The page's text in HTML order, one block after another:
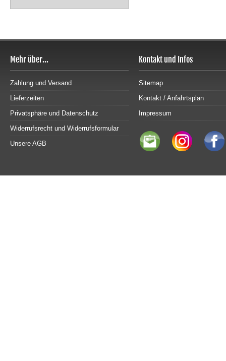
Mehr über...
Zahlung und Versand
Lieferzeiten
Privatsphäre und Datenschutz
Widerrufsrecht und Widerrufsformular
Unsere AGB
Kontakt und Infos
Sitemap
Kontakt / Anfahrtsplan
Impressum